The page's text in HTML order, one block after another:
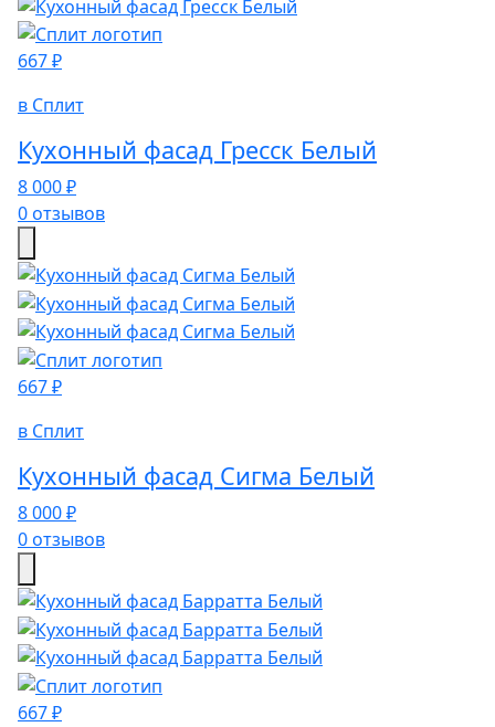
667 ₽
в Сплит
Кухонный фасад Гресск Белый
8 000 ₽
0 отзывов
667 ₽
в Сплит
Кухонный фасад Сигма Белый
8 000 ₽
0 отзывов
667 ₽